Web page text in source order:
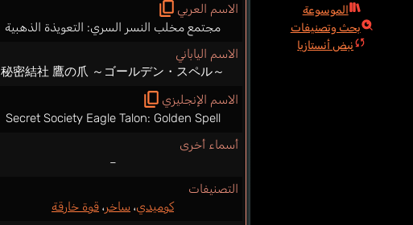
الاسم العربي
مجتمع مخلب النسر السري: التعويذة الذهبية
الاسم الياباني
秘密結社 鷹の爪 ～ゴールデン・スペル～
الاسم الإنجليزي
Secret Society Eagle Talon: Golden Spell
أسماء أخرى
–
التصنيفات
كوميدي، ساخر، قوة خارقة
الموسوعة
بحث وتصنيفات
نبض أنستازيا